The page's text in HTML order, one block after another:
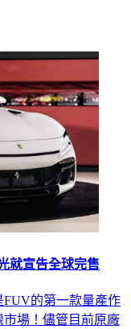
就宣告全球完售
FUV的第一款量產作
市場！儘管目前原廠